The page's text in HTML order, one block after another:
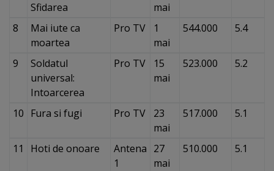
Sfidarea
mai
8
Mai iute ca
moartea
Pro TV
1
mai
544.000 5.4
9
Soldatul
universal:
Intoarcerea
Pro TV
15
mai
523.000 5.2
10 Fura si fugi Pro TV
23
mai
517.000 5.1
11 Hoti de onoare
Antena
1
27
mai
510.000 5.1